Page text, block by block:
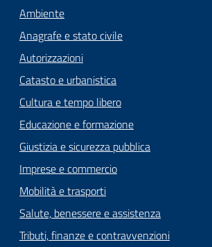
Ambiente
Anagrafe e stato civile
Autorizzazioni
Catasto e urbanistica
Cultura e tempo libero
Educazione e formazione
Giustizia e sicurezza pubblica
Imprese e commercio
Mobilità e trasporti
Salute, benessere e assistenza
Tributi, finanze e contravvenzioni